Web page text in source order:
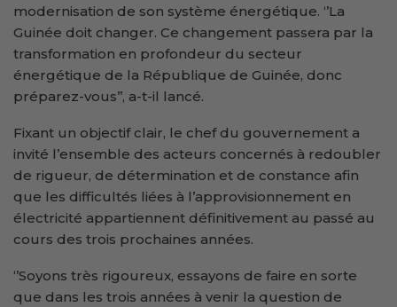
modernisation de son système énergétique. ‘’La
Guinée doit changer. Ce changement passera par la
transformation en profondeur du secteur
énergétique de la République de Guinée, donc
préparez-vous’’, a-t-il lancé.
Fixant un objectif clair, le chef du gouvernement a
invité l’ensemble des acteurs concernés à redoubler
de rigueur, de détermination et de constance afin
que les difficultés liées à l’approvisionnement en
électricité appartiennent définitivement au passé au
cours des trois prochaines années.
‘’Soyons très rigoureux, essayons de faire en sorte
que dans les trois années à venir la question de